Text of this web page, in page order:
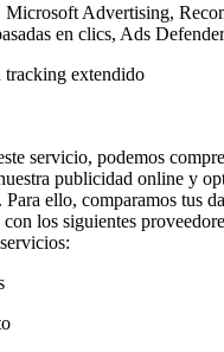
Advertising,
en clics, Ads Defender
tracking extendido
servicio, podemos
publicidad online y
ello, comparamos tus
los siguientes